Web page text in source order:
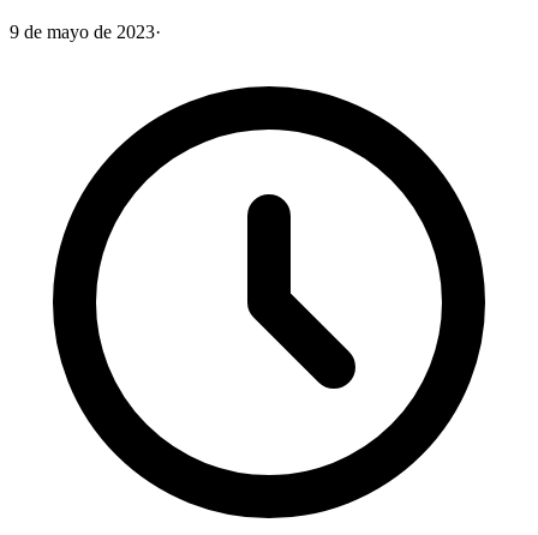
9 de mayo de 2023·